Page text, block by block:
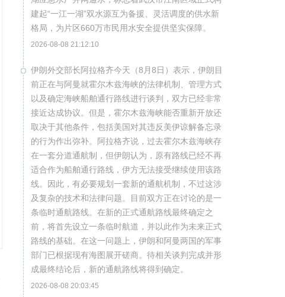
建起“一江一湖”双水源互为备援、灵活调度的供水新
格局，为片区660万市民用水安全提供坚实保障。
2026-08-08 21:12:10
伊朗外交部长阿拉格齐今天（8月8日）表示，伊朗目
前正在与阿曼就霍尔木兹海峡的法律机制、管理方式
以及确定海峡船舶通行路线进行谈判，双方已经非常
接近达成协议。但是，霍尔木兹海峡能否重新开放还
取决于其他条件，包括美国对其违反美伊谅解备忘录
的行为作出弥补。阿拉格齐说，过去霍尔木兹海峡存
在一套分道通航制，但伊朗认为，原有路线已经不再
适合作为船舶通行路线，伊方无法接受继续使用该路
线。因此，有必要规划一套新的通航机制，不过这涉
及复杂的技术和法律问题。目前双方正在讨论的是一
条临时通航路线。在新的正式通航路线最终确定之
前，将首先设立一条临时航道，并以此作为未来正式
路线的基础。在这一问题上，伊朗和阿曼两国的军事
部门已根据现有海图展开磋商。待相关谈判完成并形
成最终结论后，新的通航路线将得到确定。
2026-08-08 20:03:45